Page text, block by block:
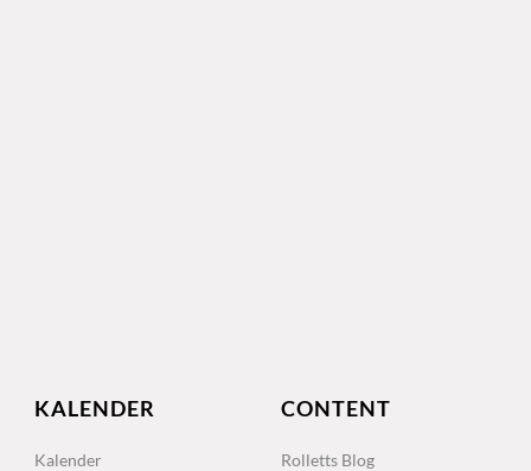
KALENDER
Kalender
CONTENT
Rolletts Blog